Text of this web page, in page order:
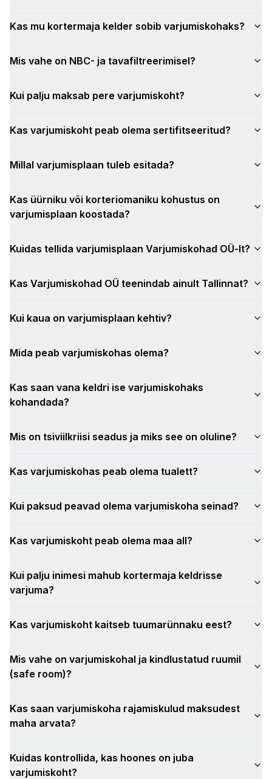
Kas mu kortermaja kelder sobib varjumiskohaks?
Mis vahe on NBC- ja tavafiltreerimisel?
Kui palju maksab pere varjumiskoht?
Kas varjumiskoht peab olema sertifitseeritud?
Millal varjumisplaan tuleb esitada?
Kas üürniku või korteriomaniku kohustus on
varjumisplaan koostada?
Kuidas tellida varjumisplaan Varjumiskohad OÜ-lt?
Kas Varjumiskohad OÜ teenindab ainult Tallinnat?
Kui kaua on varjumisplaan kehtiv?
Mida peab varjumiskohas olema?
Kas saan vana keldri ise varjumiskohaks
kohandada?
Mis on tsiviilkriisi seadus ja miks see on oluline?
Kas varjumiskohas peab olema tualett?
Kui paksud peavad olema varjumiskoha seinad?
Kas varjumiskoht peab olema maa all?
Kui palju inimesi mahub kortermaja keldrisse
varjuma?
Kas varjumiskoht kaitseb tuumarünnaku eest?
Mis vahe on varjumiskohal ja kindlustatud ruumil
(safe room)?
Kas saan varjumiskoha rajamiskulud maksudest
maha arvata?
Kuidas kontrollida, kas hoones on juba
varjumiskoht?